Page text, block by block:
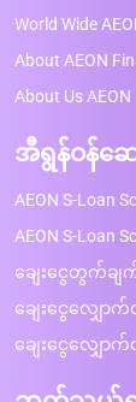
World Wide
About AEON
About Us AEON
အီရွန်ဝန်ဆေ
AEON S-Loan
AEON S-Loan
ချေးငွေတွက်ချ
ချေးငွေလျှော
ချေးငွေလျှောက်